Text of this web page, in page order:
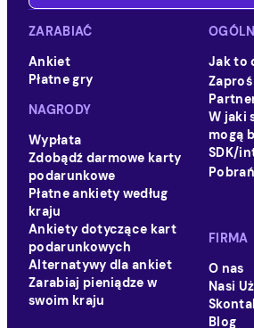
ZARABIAĆ
Ankiet
Płatne gry
NAGRODY
Wypłata
Zdobądź darmowe karty
podarunkowe
Płatne ankiety według
kraju
Ankiety dotyczące kart
podarunkowych
Alternatywy dla ankiet
Zarabiaj pieniądze w
swoim kraju
Jak to
W jaki
mogą
SDK/
FIRMA
O nas
Nasi
Blog